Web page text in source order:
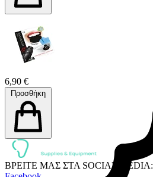
6,90 €
Προσθήκη
ΒΡΕΙΤΕ ΜΑΣ ΣΤΑ SOCIAL MEDIA: